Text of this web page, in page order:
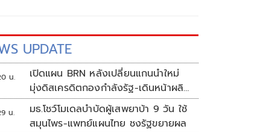
UPDATE
น.
เปิดแผน BRN หลังเปลี่ยนแกนนำใหม่
มุ่งดิสเครดิตกองกำลังรัฐ-เดินหน้าผลิต
แนวร่วม
น.
มธ.โชว์โมเดลบำบัดผู้เสพยาบ้า 9 วัน ใช้
สมุนไพร-แพทย์แผนไทย ชงรัฐขยายผล